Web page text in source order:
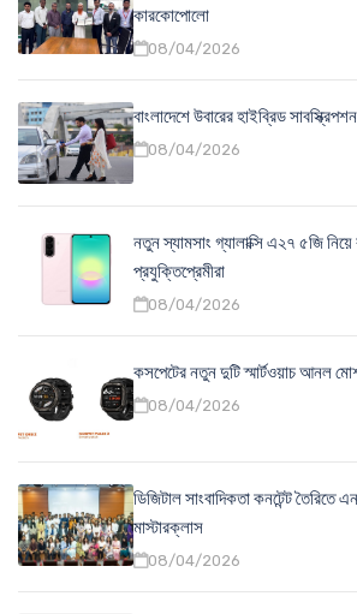
কারকোপোলো
08/04/2026
বাংলাদেশে উবারের হাইব্রিড
08/04/2026
নতুন স্যামসাং গ্যালাক্সি এ২৭ ৫জি
প্রযুক্তিপ্রেমীরা
08/04/2026
কসপেটের নতুন দুটি স্মার্টওয়াচ আনল
08/04/2026
ডিজিটাল সাংবাদিকতা কনটেন্ট
মাস্টারক্লাস
08/04/2026